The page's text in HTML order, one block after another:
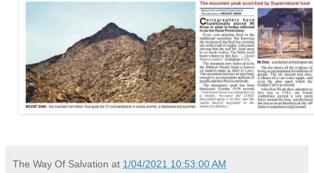
The Way Of Salvation at 1/04/2021 10:53:00 AM